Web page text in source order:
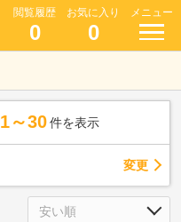
閲覧履歴
0
お気に入り
0
メニュー
1～30 件を表示
変更